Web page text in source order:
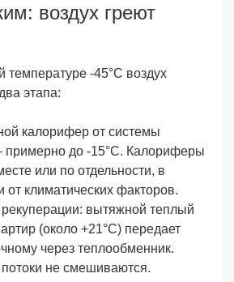
воздух греют
температуре -45°C воздух
этапа:
калорифер от системы
примерно до -15°C. Калориферы
или по отдельности, в
от климатических факторов.
вытяжной теплый
(около +21°C) передает
через теплообменник.
не смешиваются.